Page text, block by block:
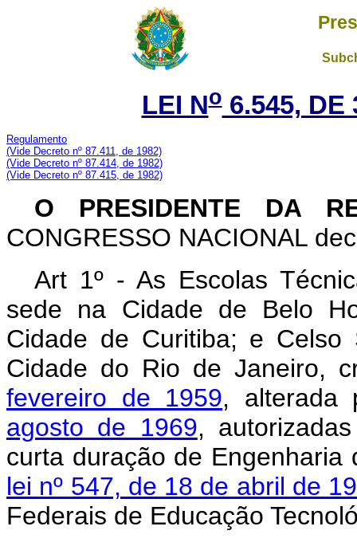
LEI No6.545, DE
Regulamento
(Vide Decreto nº 87.411, de 1982)
(Vide Decreto nº 87.414, de 1982)
(Vide Decreto nº 87.415, de 1982)
O PRESIDENTE DA
CONGRESSO NACIONAL
Art 1º - As Escolas
sede na Cidade de Belo
Cidade de Curitiba; e
Cidade do Rio de Janeiro,
fevereiro de 1959,
agosto de 1969,
curta duração de
lei nº 547, de 18 de abril de
Federais de Educação